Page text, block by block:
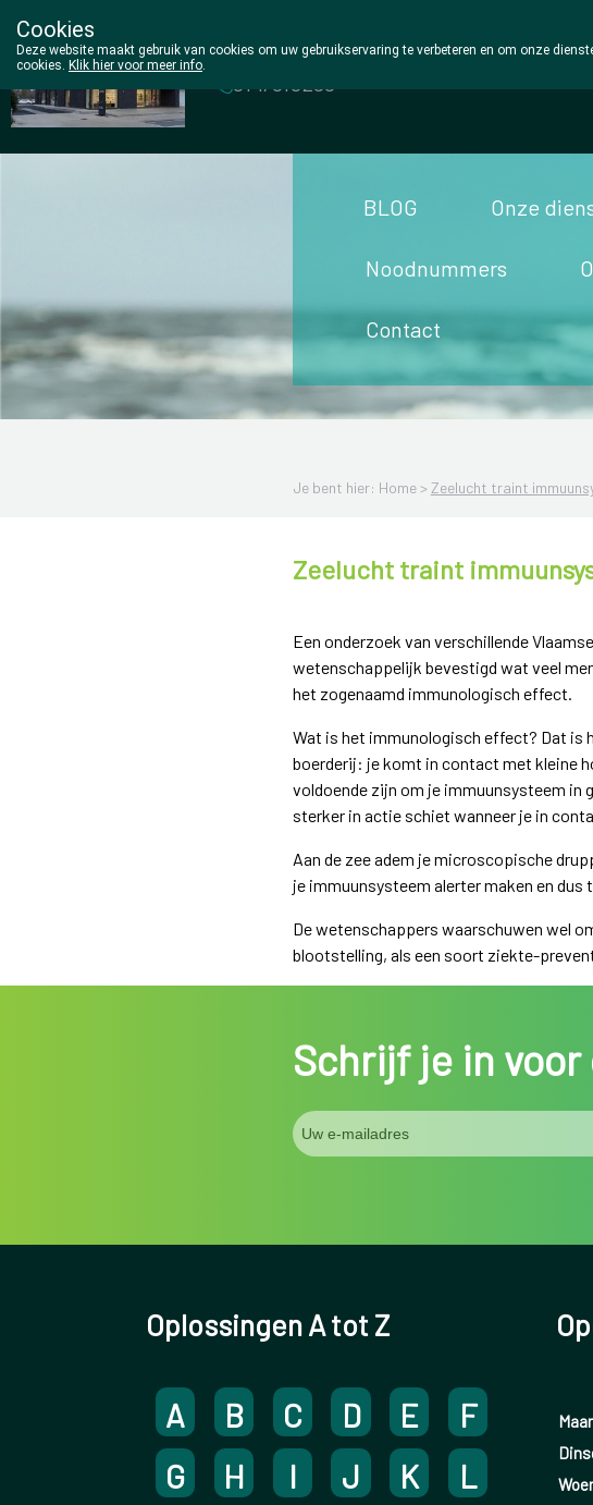
Wezel Pharma
014/810298
BLOG Onze
Noodnummers
Contact
Je bent hier: Home > Zeelucht traint
Zeelucht traint
Een onderzoek van verschillende
wetenschappelijk bevestigd wat veel
het zogenaamd immunologisch effect.
Wat is het immunologisch effect? Dat is
boerderij: je komt in contact met kleine
voldoende zijn om je immuunsysteem in
sterker in actie schiet wanneer je in
Aan de zee adem je microscopische
je immuunsysteem alerter maken en dus
De wetenschappers waarschuwen wel
blootstelling, als een soort ziekte-
Schrijf je in
Oplossingen A tot Z
A B C D E
F
G
H I J K
L
Cookies
Deze website maakt gebruik van cookies om uw gebruikservaring te verbeteren en om onze
cookies. Klik hier voor meer info.